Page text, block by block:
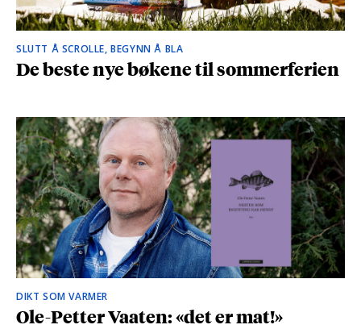
SLUTT Å SCROLLE, BEGYNN Å BLA
De beste nye bøkene til sommerferien
DIKT SOM VARMER
Ole-Petter Vaaten: «det er mat!»